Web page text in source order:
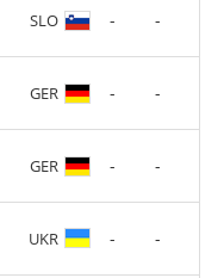
SLO - -
GER - -
GER - -
UKR - -